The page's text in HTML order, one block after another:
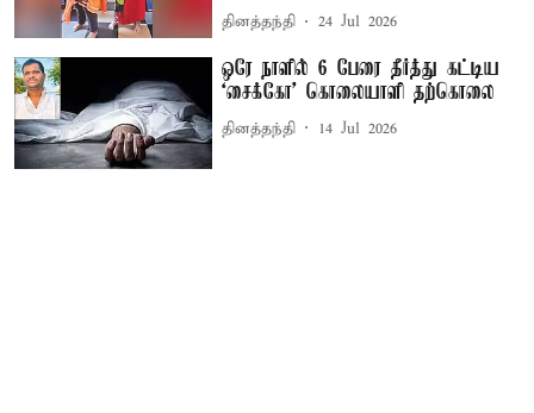
தினத்தந்தி 24 Jul 2026
ஒரே நாளில் 6 பேரை தீர்த்து கட்டிய
‘சைக்கோ’ கொலையாளி தற்கொலை
தினத்தந்தி 14 Jul 2026